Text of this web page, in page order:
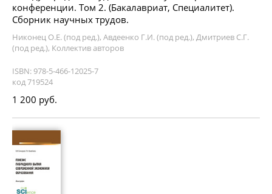
конференции. Том 2. (Бакалавриат, Специалитет).
Сборник научных трудов.
Никонец О.Е. (под ред.), Авдеенко Г.И. (под ред.), Дмитриев С.Г.
(под ред.), Коллектив авторов
ISBN: 978-5-466-12025-7
код 719524
1 200 руб.